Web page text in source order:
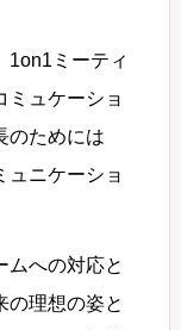
1on1ミーティ
ミュケーショ
のためには
ュニケーショ
ムへの対応と
の理想の姿と